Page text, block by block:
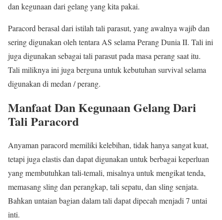
dan kegunaan dari gelang yang kita pakai.
Paracord berasal dari istilah tali parasut, yang awalnya wajib dan
sering digunakan oleh tentara AS selama Perang Dunia II. Tali ini
juga digunakan sebagai tali parasut pada masa perang saat itu.
Tali miliknya ini juga berguna untuk kebutuhan survival selama
digunakan di medan / perang.
Manfaat Dan Kegunaan Gelang Dari
Tali Paracord
Anyaman paracord memiliki kelebihan, tidak hanya sangat kuat,
tetapi juga elastis dan dapat digunakan untuk berbagai keperluan
yang membutuhkan tali-temali, misalnya untuk mengikat tenda,
memasang sling dan perangkap, tali sepatu, dan sling senjata.
Bahkan untaian bagian dalam tali dapat dipecah menjadi 7 untai
inti.